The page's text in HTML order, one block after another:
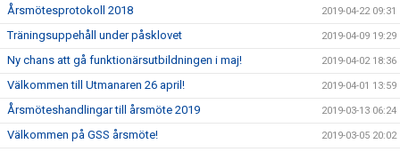
Årsmötesprotokoll 2018 2019-04-22 09:31
Träningsuppehåll under påsklovet 2019-04-09 19:29
Ny chans att gå funktionärsutbildningen i maj! 2019-04-02 18:36
Välkommen till Utmanaren 26 april! 2019-04-01 13:59
Årsmöteshandlingar till årsmöte 2019 2019-03-13 06:24
Välkommen på GSS årsmöte! 2019-03-05 20:02